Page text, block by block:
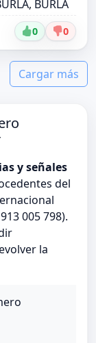
BURLA
0 0
Cargar más
y señales
del
005 798).
la